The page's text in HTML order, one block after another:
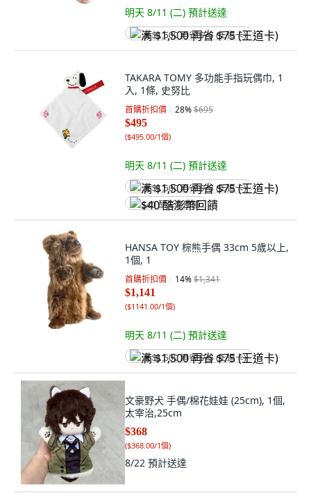
明天 8/11 (二) 預計送達
满 $1,500 再省 $75 (王道卡)
TAKARA TOMY 多功能手指玩偶巾, 1
入, 1條, 史努比
首購折扣價 28%$695
$495
($495.00/1個)
明天 8/11 (二) 預計送達
满 $1,500 再省 $75 (王道卡)
$40 酷澎幣回饋
HANSA TOY 棕熊手偶 33cm 5歲以上,
1個, 1
首購折扣價 14%$1,341
$1,141
($1141.00/1個)
明天 8/11 (二) 預計送達
满 $1,500 再省 $75 (王道卡)
文豪野犬 手偶/棉花娃娃 (25cm), 1個,
太宰治,25cm
$368
($368.00/1個)
8/22 預計送達